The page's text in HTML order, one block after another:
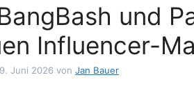
und
Influencer-
Juni 2026 von Jan Bauer